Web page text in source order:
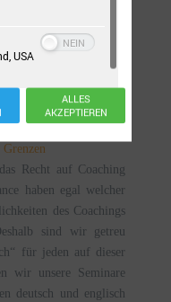
Dies war zur
Wir sind ganz
zertifizierte und
Anforderungen eines
können.
Recht auf Coaching
haben egal welcher
des Coachings
sind wir getreu
für jeden auf dieser
wir unsere Seminare
deutsch und englisch
USA
ALLES
AKZEPTIEREN